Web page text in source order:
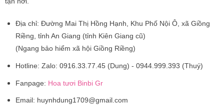
Địa chỉ: Đường Mai Thị Hồng Hạnh, Khu Phố Nội Ô, xã Giồng
Riềng, tỉnh An Giang (tỉnh Kiên Giang cũ)
(Ngang bảo hiểm xã hội Giồng Riềng)
Hotline: Zalo: 0916.33.77.45 (Dung) - 0944.999.393 (Thuý)
Fanpage: Hoa tươi Binbi Gr
Email: huynhdung1709@gmail.com